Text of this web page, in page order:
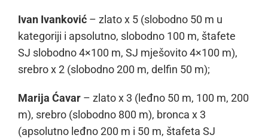
Ivan Ivanković – zlato x 5 (slobodno 50 m u
kategoriji i apsolutno, slobodno 100 m, štafete
SJ slobodno 4×100 m, SJ mješovito 4×100 m),
srebro x 2 (slobodno 200 m, delfin 50 m);
Marija Ćavar – zlato x 3 (leđno 50 m, 100 m, 200
m), srebro (slobodno 800 m), bronca x 3
(apsolutno leđno 200 m i 50 m, štafeta SJ